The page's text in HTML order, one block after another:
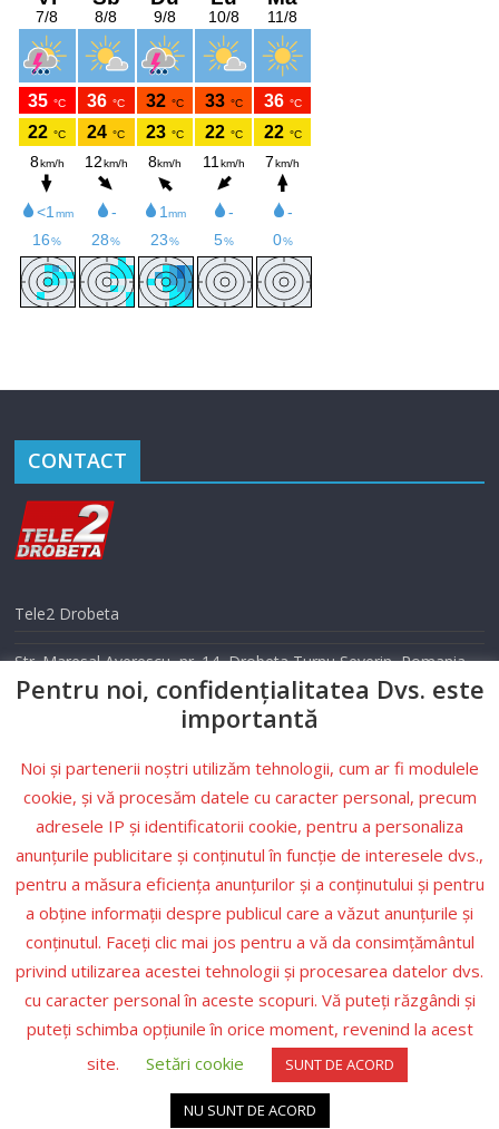
CONTACT
Tele2 Drobeta
Str. Maresal Averescu, nr. 14, Drobeta Turnu Severin, Romania
Telefon: 0352 405 500
Email: info@tele2drobeta.ro
Website: tele2drobeta.ro
Condiții
Politica de
confidențialitate
Legea nr.506/2004
Copyright © 2026. All rights reserved. Https://Turist-Info.ro
Pentru noi, confidențialitatea Dvs. este
importantă
Noi și partenerii noștri utilizăm tehnologii, cum ar fi modulele
cookie, și vă procesăm datele cu caracter personal, precum
adresele IP și identificatorii cookie, pentru a personaliza
anunțurile publicitare și conținutul în funcție de interesele dvs.,
pentru a măsura eficiența anunțurilor și a conținutului și pentru
a obține informații despre publicul care a văzut anunțurile și
conținutul. Faceți clic mai jos pentru a vă da consimțământul
privind utilizarea acestei tehnologii și procesarea datelor dvs.
cu caracter personal în aceste scopuri. Vă puteți răzgândi și
puteți schimba opțiunile în orice moment, revenind la acest
site.
Setări cookie SUNT DE ACORD
NU SUNT DE ACORD